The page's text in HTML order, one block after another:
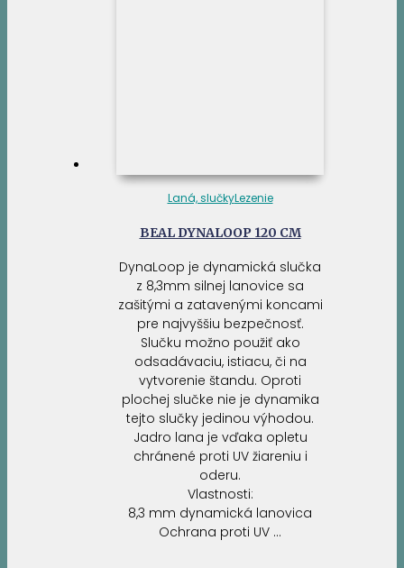
Laná, slučkyLezenie
BEAL DYNALOOP 120 CM
DynaLoop je dynamická slučka
z 8,3mm silnej lanovice sa
zašitými a zatavenými koncami
pre najvyššiu bezpečnosť.
Slučku možno použiť ako
odsadávaciu, istiacu, či na
vytvorenie štandu. Oproti
plochej slučke nie je dynamika
tejto slučky jedinou výhodou.
Jadro lana je vďaka opletu
chránené proti UV žiareniu i
oderu.
Vlastnosti:
8,3 mm dynamická lanovica
Ochrana proti UV …